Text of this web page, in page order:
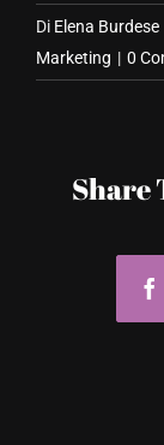
Di Elena Burdese
Marketing | 0
Share